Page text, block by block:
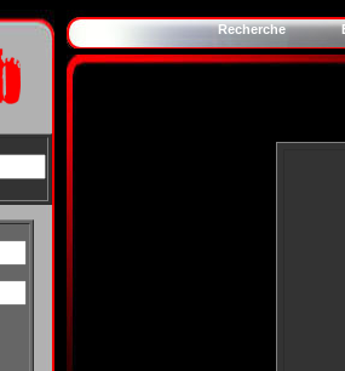
Recherche